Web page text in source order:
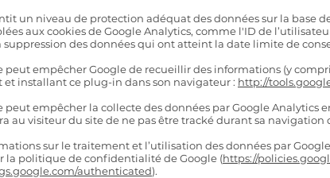
un niveau de protection adéquat des données sur la base
aux cookies de Google Analytics, comme l'ID de
suppression des données qui ont atteint la date limite de
peut empêcher Google de recueillir des informations (y
installant ce plug-in dans son navigateur : http://
peut empêcher la collecte des données par Google Analytics
au visiteur du site de ne pas être tracké durant sa navigation
sur le traitement et l’utilisation des données par
la politique de confidentialité de Google (https://
authenticated).